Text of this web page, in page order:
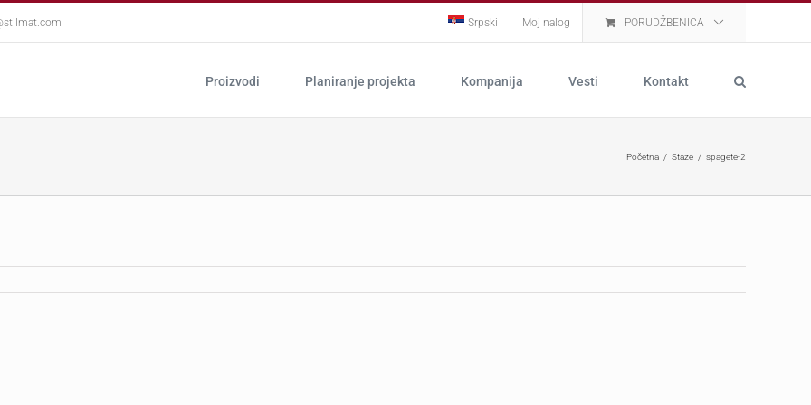
Srpski Moj nalog PORUDŽBENICA
Proizvodi Planiranje projekta Kompanija Vesti Kontakt
Početna Staze spagete-2